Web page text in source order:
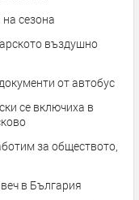
сезона
въздушно
от автобус
се включиха в
за обществото,
в България